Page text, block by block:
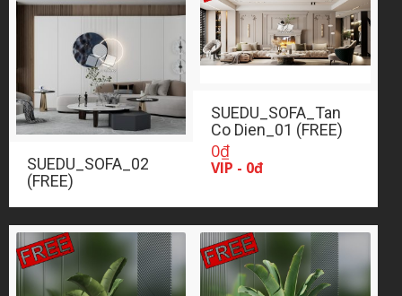
SUEDU_SOFA_02
(FREE)
SUEDU_SOFA_Tan
Co Dien_01 (FREE)
0₫
VIP - 0đ